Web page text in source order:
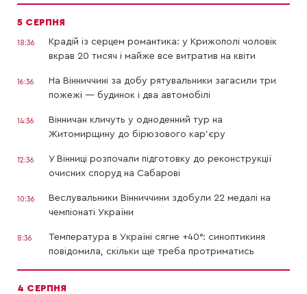
5 СЕРПНЯ
18:36
Крадій із серцем романтика: у Крижополі чоловік
вкрав 20 тисяч і майже все витратив на квіти
16:36
На Вінниччині за добу рятувальники загасили три
пожежі — будинок і два автомобілі
14:36
Вінничан кличуть у одноденний тур на
Житомирщину до бірюзового кар’єру
12:36
У Вінниці розпочали підготовку до реконструкції
очисних споруд на Сабарові
10:36
Веслувальники Вінниччини здобули 22 медалі на
чемпіонаті України
8:36
Температура в Україні сягне +40°: синоптикиня
повідомила, скільки ще треба протриматись
4 СЕРПНЯ